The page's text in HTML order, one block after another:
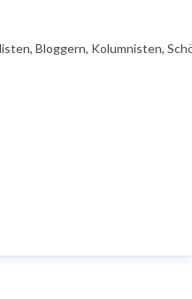
Bloggern, Kolumnisten,